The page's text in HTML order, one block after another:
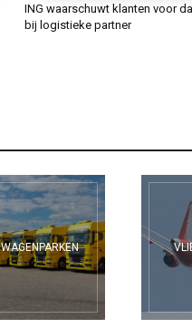
ING waarschuwt klanten voor
bij logistieke partner
WAGENPARKEN